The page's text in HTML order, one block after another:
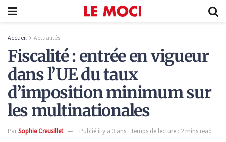
Accueil Actualités
Fiscalité : entrée en vigueur
dans l’UE du taux
d’imposition minimum sur
les multinationales
ParSophie Creusillet Publié il y a 3 ans Temps de lecture : 2 mins read